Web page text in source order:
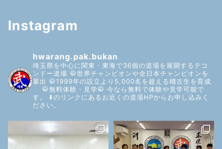
Instagram
hwarang.pak.bukan
埼玉県を中心に関東・東海で36個の道場を展開するテコ
ンドー道場 🥋世界チャンピオンや全日本チャンピオンを
輩出 🥋1999年の設立より5,000名を超える稽古生を育成
🥋無料体験・見学🥋 今なら無料で体験や見学可能で
す。
⬇️のリンクにあるお近くの道場HPからお申し込みく
ださい。